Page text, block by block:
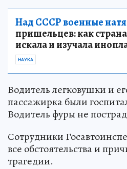
Над СССР военные
пришельцев: как
искала и изучала
НАУКА
Водитель легковушки и
пассажирка были
Водитель фуры не
Сотрудники
все обстоятельства и
трагедии.